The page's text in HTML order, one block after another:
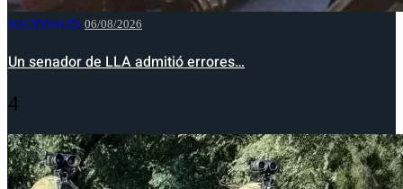
NACIONALES 06/08/2026
Un senador de LLA admitió errores…
4